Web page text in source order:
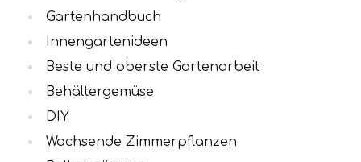
Gartenhandbuch
Innengartenideen
Beste und oberste Gartenarbeit
Behältergemüse
DIY
Wachsende Zimmerpflanzen